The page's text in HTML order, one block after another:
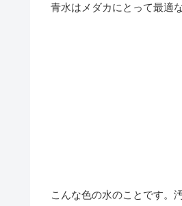
青水はメダカにとって最適
こんな色の水のことです。